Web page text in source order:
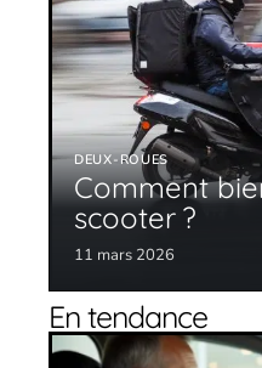
DEUX-ROUES
Comment
scooter ?
11 mars 2026
En tendance